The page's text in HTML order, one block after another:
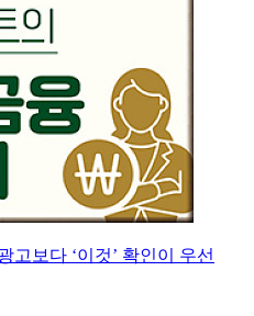
고보다 ‘이것’ 확인이 우선